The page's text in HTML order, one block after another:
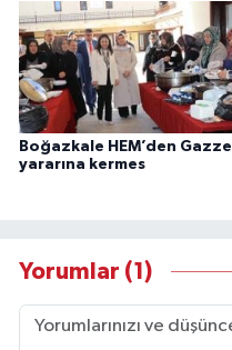
Boğazkale HEM’den Gazze
yararına kermes
Yorumlar (1)